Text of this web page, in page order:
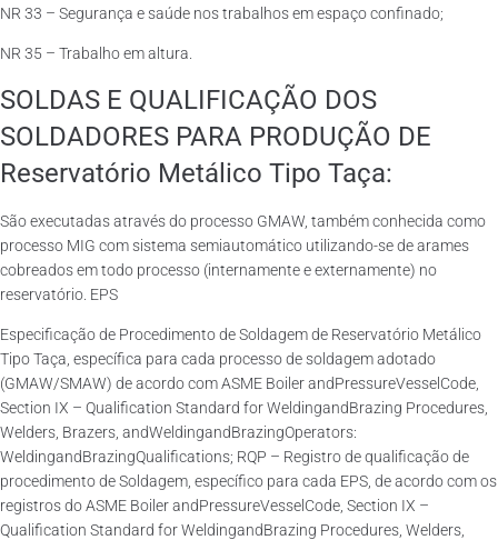
NR 33 – Segurança e saúde nos trabalhos em espaço confinado;
NR 35 – Trabalho em altura.
SOLDAS E QUALIFICAÇÃO DOS
SOLDADORES PARA PRODUÇÃO DE
Reservatório Metálico Tipo Taça:
São executadas através do processo GMAW, também conhecida como
processo MIG com sistema semiautomático utilizando-se de arames
cobreados em todo processo (internamente e externamente) no
reservatório. EPS
Especificação de Procedimento de Soldagem de Reservatório Metálico
Tipo Taça, específica para cada processo de soldagem adotado
(GMAW/SMAW) de acordo com ASME Boiler andPressureVesselCode,
Section IX – Qualification Standard for WeldingandBrazing Procedures,
Welders, Brazers, andWeldingandBrazingOperators:
WeldingandBrazingQualifications; RQP – Registro de qualificação de
procedimento de Soldagem, específico para cada EPS, de acordo com os
registros do ASME Boiler andPressureVesselCode, Section IX –
Qualification Standard for WeldingandBrazing Procedures, Welders,